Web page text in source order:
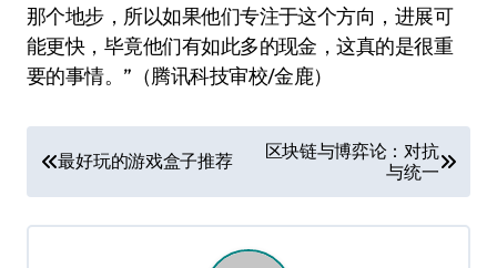
那个地步，所以如果他们专注于这个方向，进展可
能更快，毕竟他们有如此多的现金，这真的是很重
要的事情。”（腾讯科技审校/金鹿）
章
导
最好玩的游戏盒子推荐
区块链与博弈论：对抗
与统一